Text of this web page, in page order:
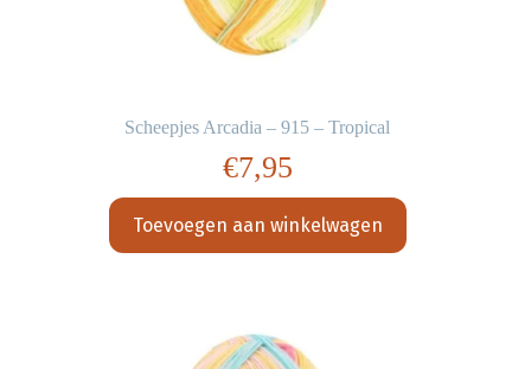
Scheepjes Arcadia – 915 – Tropical
€7,95
Toevoegen aan winkelwagen